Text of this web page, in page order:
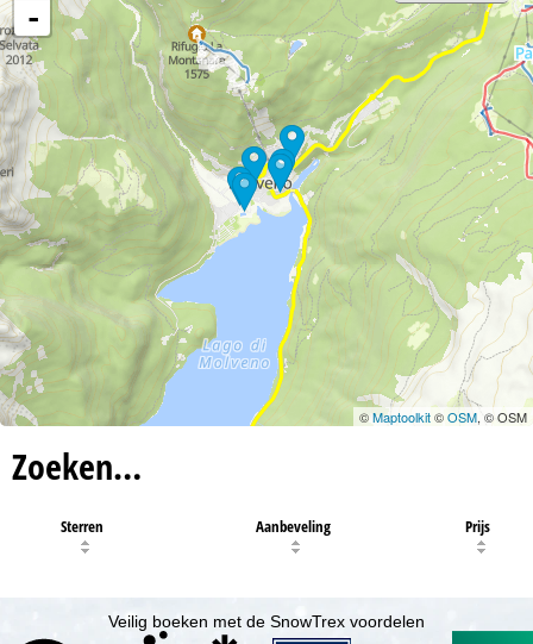
-
©Maptoolkit©OSM, © OSM
Zoeken…
Sterren Aanbeveling Prijs
Veilig boeken met de SnowTrex voordelen